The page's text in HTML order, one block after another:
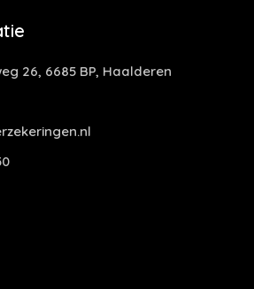
26, 6685 BP, Haalderen